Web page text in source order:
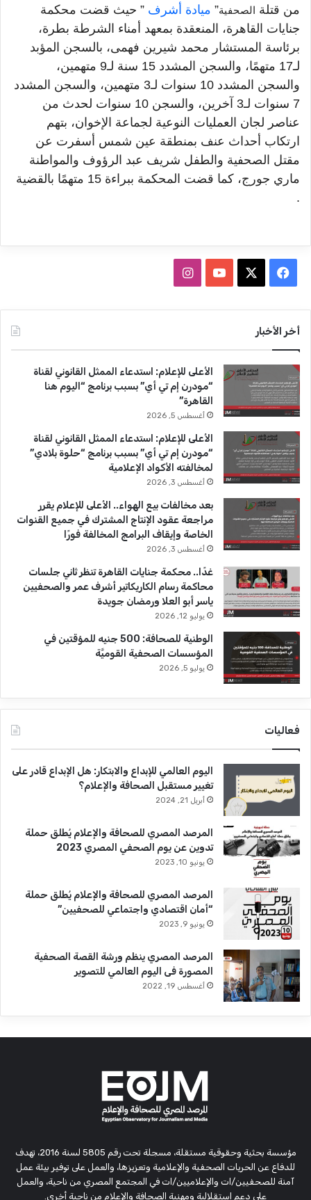
من قتلة الصحفية” ميادة أشرف ” حيث قضت محكمة
جنايات القاهرة، المنعقدة بمعهد أمناء الشرطة بطرة،
برئاسة المستشار محمد شيرين فهمى، بالسجن المؤبد
لـ17 متهمًا ، والسجن المشدد 15 سنة لـ9 متهمين،
والسجن المشدد 10 سنوات لـ3 متهمين، والسجن المشدد
7 سنوات لـ3 آخرين، والسجن 10 سنوات لحدث من
عناصر لجان العمليات النوعية لجماعة الإخوان، بتهم
ارتكاب أحداث عنف بمنطقة عين شمس أسفرت عن
مقتل الصحفية والطفل شريف عبد الرؤوف والمواطنة
ماري جورج، كما قضت المحكمة ببراءة 15 متهمًا
بالقضية
.
س
و
ك
T
u
b
e
ق
ا
م
أخر الأخبار
الأعلى للإعلام: استدعاء الممثل القانوني لقناة
“مودرن إم تي أي” بسبب برنامج “اليوم هنا
القاهرة”
أغسطس 5, 2026
الأعلى للإعلام: استدعاء الممثل القانوني لقناة
“مودرن إم تي أي” بسبب برنامج “حلوة بلادي”
لمخالفته الأكواد الإعلامية
أغسطس 3, 2026
بعد مخالفات بيع الهواء.. الأعلى للإعلام يقرر
مراجعة عقود الإنتاج المشترك في جميع القنوات
الخاصة وإيقاف البرامج المخالفة فورًا
أغسطس 3, 2026
غدًا.. محكمة جنايات القاهرة تنظر ثاني جلسات
محاكمة رسام الكاريكاتير أشرف عمر والصحفيين
ياسر أبو العلا ورمضان جويدة
يوليو 12, 2026
الوطنية للصحافة: 500 جنيه للمؤقتين في
المؤسسات الصحفية القوميَّة
يوليو 5, 2026
فعاليات
اليوم العالمي للإبداع والابتكار: هل الإبداع قادر على
تغيير مستقبل الصحافة والإعلام؟
أبريل 21, 2024
المرصد المصري للصحافة والإعلام يُطلق حملة
تدوين عن يوم الصحفي المصري 2023
يونيو 10, 2023
المرصد المصري للصحافة والإعلام يُطلق حملة
“أمان اقتصادي واجتماعي للصحفيين”
يونيو 9, 2023
المرصد المصري ينظم ورشة القصة الصحفية
المصورة فى اليوم العالمي للتصوير
أغسطس 19, 2022
مؤسسة بحثية وحقوقية مستقلة، مسجلة تحت رقم 5805 لسنة 2016، تهدف
للدفاع عن الحريات الصحفية والإعلامية وتعزيزها، والعمل على توفير بيئة عمل
آمنة للصحفيين/ات والإعلاميين/ات في المجتمع المصري من ناحية، والعمل
على دعم استقلالية ومهنية الصحافة والإعلام من ناحية أخرى.